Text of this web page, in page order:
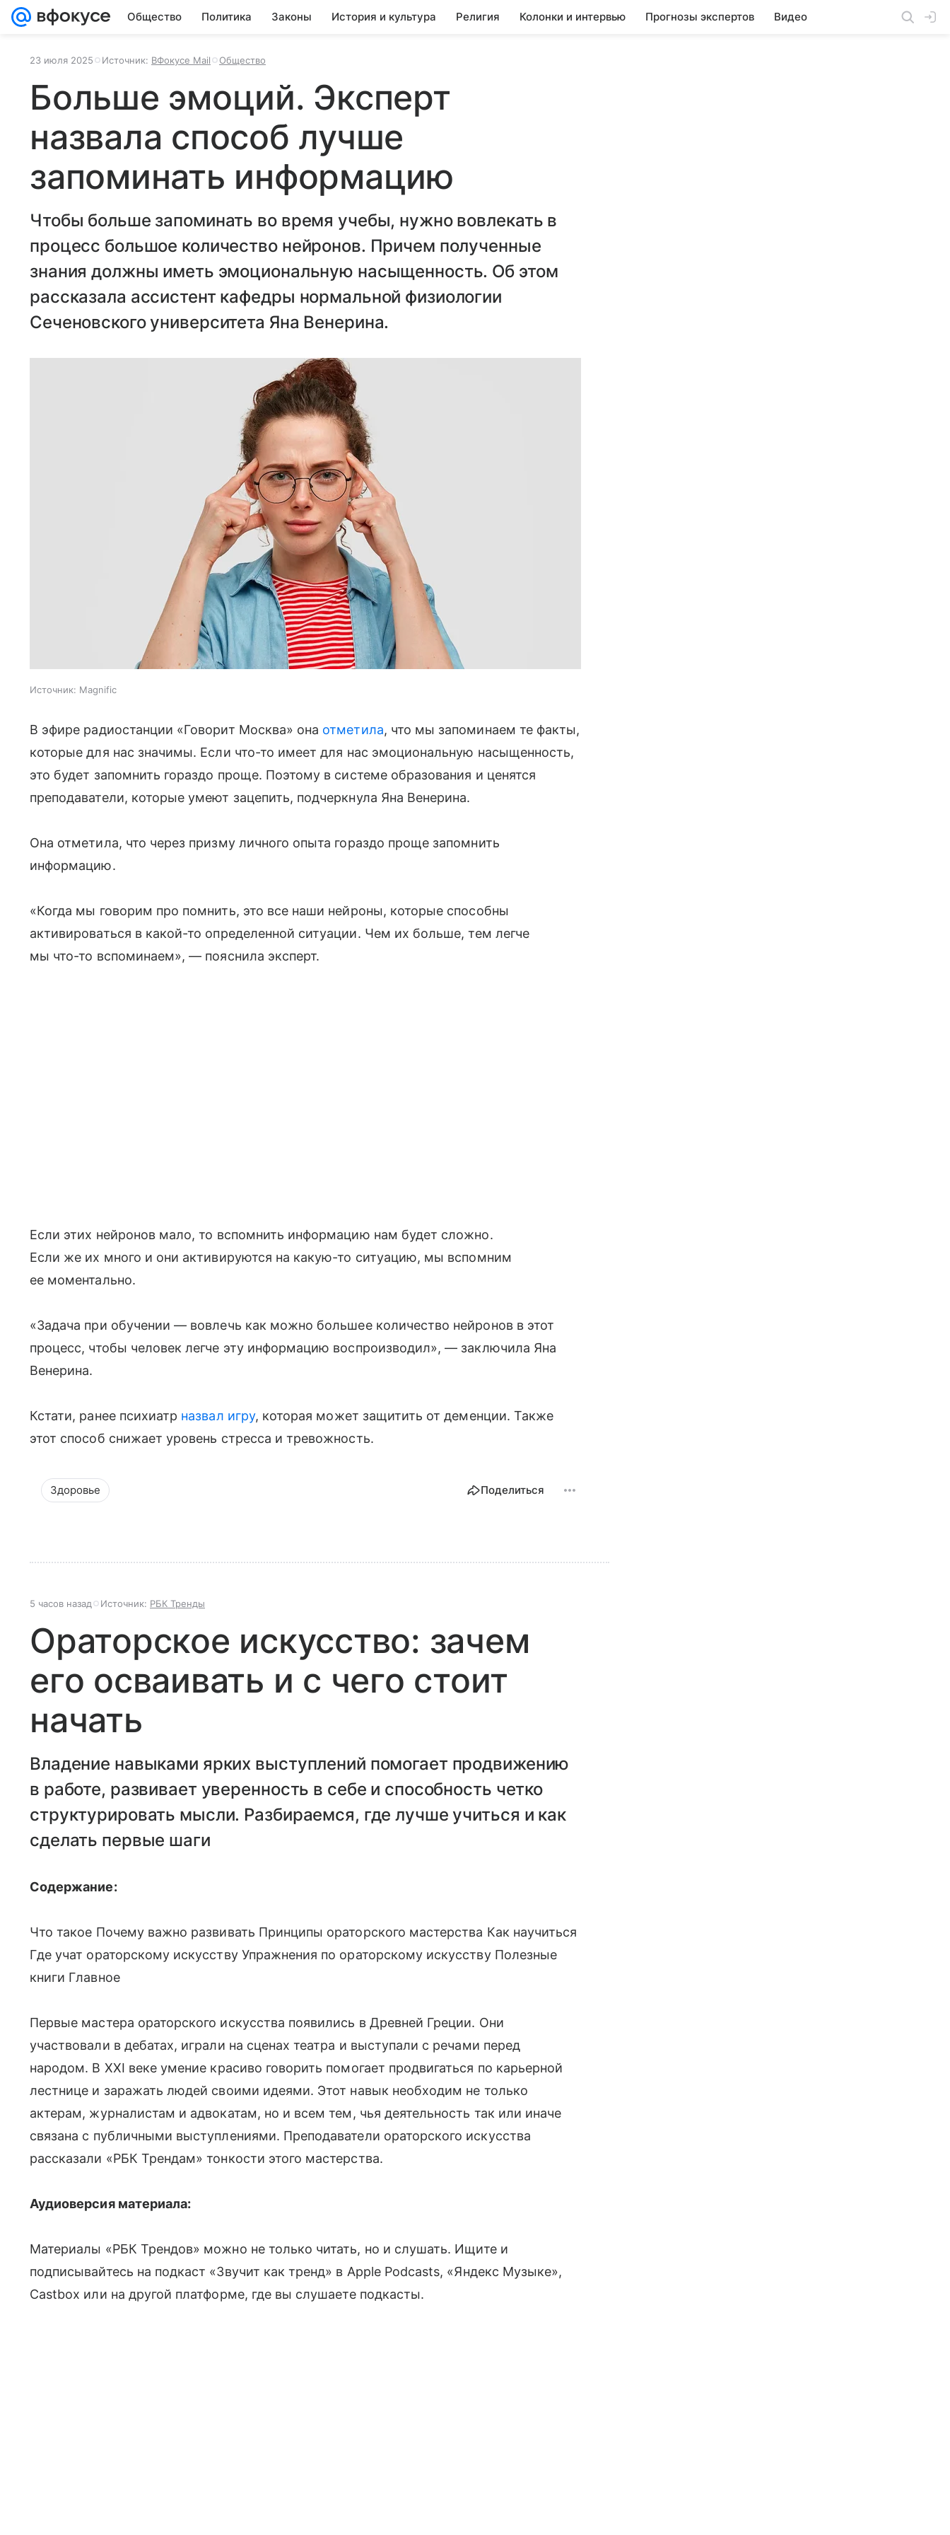
Общество Политика Законы История и культура Религия Колонки и интервью Прогнозы экспертов Видео
23 июля 2025 Источник: ВФокусе Mail Общество
Больше эмоций. Эксперт
назвала способ лучше
запоминать информацию
Чтобы больше запоминать во время учебы, нужно вовлекать в
процесс большое количество нейронов. Причем полученные
знания должны иметь эмоциональную насыщенность. Об этом
рассказала ассистент кафедры нормальной физиологии
Сеченовского университета Яна Венерина.
Источник: Magnific
В эфире радиостанции «Говорит Москва» она отметила, что мы запоминаем те факты,
которые для нас значимы. Если что-то имеет для нас эмоциональную насыщенность,
это будет запомнить гораздо проще. Поэтому в системе образования и ценятся
преподаватели, которые умеют зацепить, подчеркнула Яна Венерина.
Она отметила, что через призму личного опыта гораздо проще запомнить
информацию.
«Когда мы говорим про помнить, это все наши нейроны, которые способны
активироваться в какой-то определенной ситуации. Чем их больше, тем легче
мы что-то вспоминаем», — пояснила эксперт.
Если этих нейронов мало, то вспомнить информацию нам будет сложно.
Если же их много и они активируются на какую-то ситуацию, мы вспомним
ее моментально.
«Задача при обучении — вовлечь как можно большее количество нейронов в этот
процесс, чтобы человек легче эту информацию воспроизводил», — заключила Яна
Венерина.
Кстати, ранее психиатр назвал игру, которая может защитить от деменции. Также
этот способ снижает уровень стресса и тревожность.
Здоровье Поделиться
5 часов назад Источник: РБК Тренды
Ораторское искусство: зачем
его осваивать и с чего стоит
начать
Владение навыками ярких выступлений помогает продвижению
в работе, развивает уверенность в себе и способность четко
структурировать мысли. Разбираемся, где лучше учиться и как
сделать первые шаги
Содержание:
Что такое Почему важно развивать Принципы ораторского мастерства Как научиться
Где учат ораторскому искусству Упражнения по ораторскому искусству Полезные
книги Главное
Первые мастера ораторского искусства появились в Древней Греции. Они
участвовали в дебатах, играли на сценах театра и выступали с речами перед
народом. В XXI веке умение красиво говорить помогает продвигаться по карьерной
лестнице и заражать людей своими идеями. Этот навык необходим не только
актерам, журналистам и адвокатам, но и всем тем, чья деятельность так или иначе
связана с публичными выступлениями. Преподаватели ораторского искусства
рассказали «РБК Трендам» тонкости этого мастерства.
Аудиоверсия материала:
Материалы «РБК Трендов» можно не только читать, но и слушать. Ищите и
подписывайтесь на подкаст «Звучит как тренд» в Apple Podcasts, «Яндекс Музыке»,
Castbox или на другой платформе, где вы слушаете подкасты.